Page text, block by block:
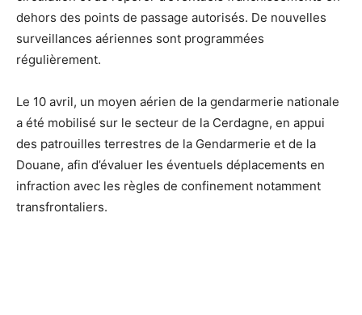
dehors des points de passage autorisés. De nouvelles
surveillances aériennes sont programmées
régulièrement.
Le 10 avril, un moyen aérien de la gendarmerie nationale
a été mobilisé sur le secteur de la Cerdagne, en appui
des patrouilles terrestres de la Gendarmerie et de la
Douane, afin d’évaluer les éventuels déplacements en
infraction avec les règles de confinement notamment
transfrontaliers.